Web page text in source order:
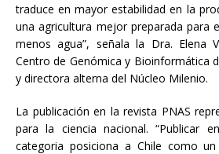
traduce en mayor estabilidad en la
una agricultura mejor preparada para
menos agua”, señala la Dra. Elena
Centro de Genómica y Bioinformática
y directora alterna del Núcleo Milenio.
La publicación en la revista PNAS
para la ciencia nacional. “Publicar
categoria posiciona a Chile como